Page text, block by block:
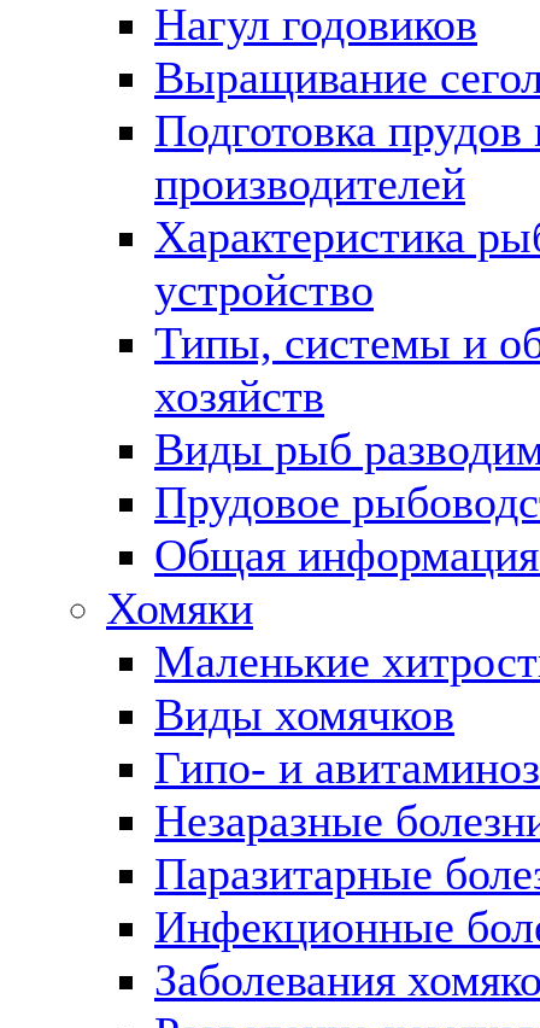
Нагул годовиков
Выращивание
Подготовка
производителей
Характеристика
устройство
Типы, системы и
хозяйств
Виды рыб
Прудовое
Общая
Хомяки
Маленькие
Виды хомячков
Гипо- и
Незаразные
Паразитарные
Инфекционные
Заболевания